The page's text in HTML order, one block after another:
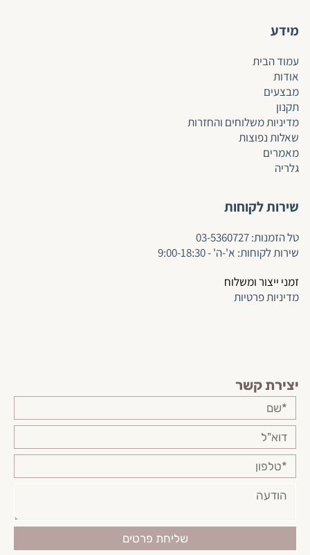
מידע
עמוד הבית
אודות
מבצעים
תקנון
מדיניות משלוחים והחזרות
שאלות נפוצות
מאמרים
גלריה
שירות לקוחות
טל הזמנות:03-5360727
שירות לקוחות: א'-ה' - 9:00-18:30
זמני ייצור ומשלוח
מדיניות פרטיות
יצירת קשר